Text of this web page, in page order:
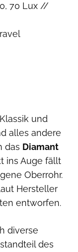
70 Lux //
und
alles andere
das Diamant
ins Auge fällt
Oberrohr.
Hersteller
entworfen.
diverse
des